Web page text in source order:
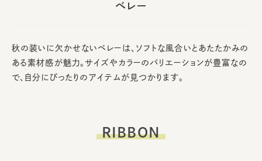
ベレー
秋の装いに欠かせないベレーは、ソフトな風合いとあたたかみの
ある素材感が魅力。サイズやカラーのバリエーションが豊富なの
で、自分にぴったりのアイテムが見つかります。
RIBBON